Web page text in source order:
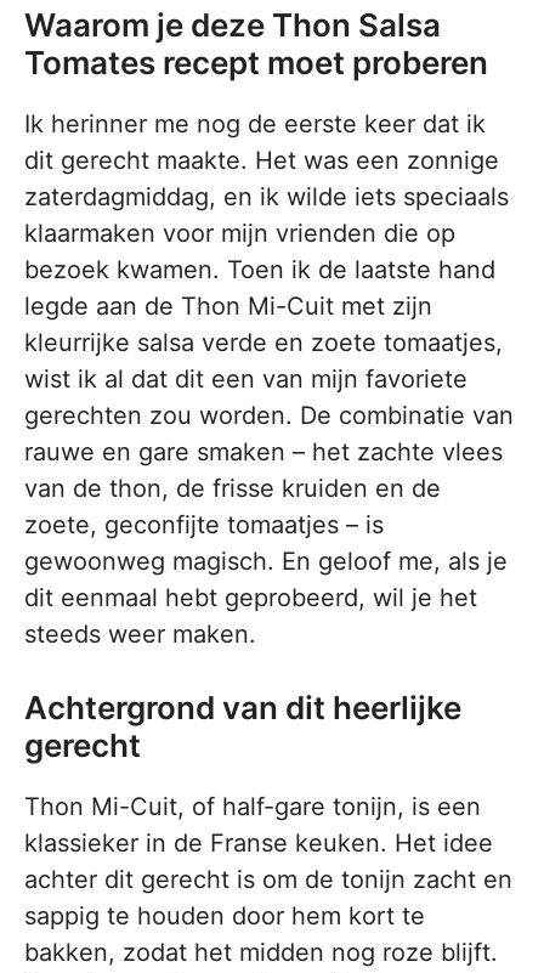
Waarom je deze Thon Salsa
Tomates recept moet proberen
Ik herinner me nog de eerste keer dat ik
dit gerecht maakte. Het was een zonnige
zaterdagmiddag, en ik wilde iets speciaals
klaarmaken voor mijn vrienden die op
bezoek kwamen. Toen ik de laatste hand
legde aan de Thon Mi-Cuit met zijn
kleurrijke salsa verde en zoete tomaatjes,
wist ik al dat dit een van mijn favoriete
gerechten zou worden. De combinatie van
rauwe en gare smaken – het zachte vlees
van de thon, de frisse kruiden en de
zoete, geconfijte tomaatjes – is
gewoonweg magisch. En geloof me, als je
dit eenmaal hebt geprobeerd, wil je het
steeds weer maken.
Achtergrond van dit heerlijke
gerecht
Thon Mi-Cuit, of half-gare tonijn, is een
klassieker in de Franse keuken. Het idee
achter dit gerecht is om de tonijn zacht en
sappig te houden door hem kort te
bakken, zodat het midden nog roze blijft.